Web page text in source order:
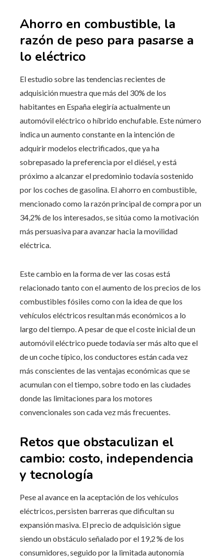
Ahorro en combustible, la
razón de peso para pasarse a
lo eléctrico
El estudio sobre las tendencias recientes de
adquisición muestra que más del 30% de los
habitantes en España elegiría actualmente un
automóvil eléctrico o híbrido enchufable. Este número
indica un aumento constante en la intención de
adquirir modelos electrificados, que ya ha
sobrepasado la preferencia por el diésel, y está
próximo a alcanzar el predominio todavía sostenido
por los coches de gasolina. El ahorro en combustible,
mencionado como la razón principal de compra por un
34,2% de los interesados, se sitúa como la motivación
más persuasiva para avanzar hacia la movilidad
eléctrica.
Este cambio en la forma de ver las cosas está
relacionado tanto con el aumento de los precios de los
combustibles fósiles como con la idea de que los
vehículos eléctricos resultan más económicos a lo
largo del tiempo. A pesar de que el coste inicial de un
automóvil eléctrico puede todavía ser más alto que el
de un coche típico, los conductores están cada vez
más conscientes de las ventajas económicas que se
acumulan con el tiempo, sobre todo en las ciudades
donde las limitaciones para los motores
convencionales son cada vez más frecuentes.
Retos que obstaculizan el
cambio: costo, independencia
y tecnología
Pese al avance en la aceptación de los vehículos
eléctricos, persisten barreras que dificultan su
expansión masiva. El precio de adquisición sigue
siendo un obstáculo señalado por el 19,2 % de los
consumidores, seguido por la limitada autonomía